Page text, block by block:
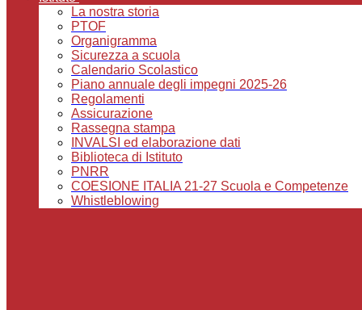
La nostra storia
PTOF
Organigramma
Sicurezza a scuola
Calendario Scolastico
Piano annuale degli impegni 2025-26
Regolamenti
Assicurazione
Rassegna stampa
INVALSI ed elaborazione dati
Biblioteca di Istituto
PNRR
COESIONE ITALIA 21-27 Scuola e Competenze
Whistleblowing